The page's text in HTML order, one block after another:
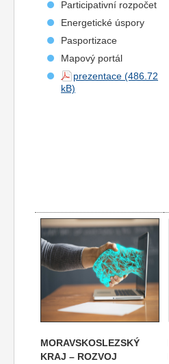
Participativní rozpočet
Energetické úspory
Pasportizace
Mapový portál
prezentace
MORAVSKOSLEZSKÝ
KRAJ – ROZVOJ